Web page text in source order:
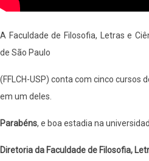
A Faculdade de Filosofia, Letras e
de São Paulo
(FFLCH-USP) conta com cinco cursos
em um deles.
Parabéns, e boa estadia na
Diretoria da Faculdade de Filosofia,